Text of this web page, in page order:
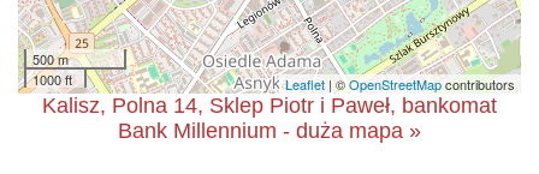
500 m
1000 ft
Leaflet| ©OpenStreetMapcontributors
Kalisz, Polna 14, Sklep Piotr i Paweł, bankomat
Bank Millennium - duża mapa »